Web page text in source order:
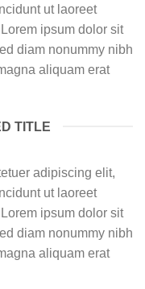
ut laoreet
ipsum dolor sit
diam nonummy nibh
aliquam erat
TITLE
adipiscing elit,
ut laoreet
ipsum dolor sit
diam nonummy nibh
aliquam erat